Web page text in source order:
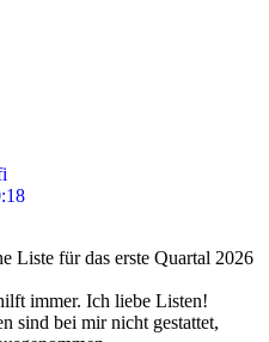
Liste für das erste Quartal 2026
immer. Ich liebe Listen!
sind bei mir nicht gestattet,